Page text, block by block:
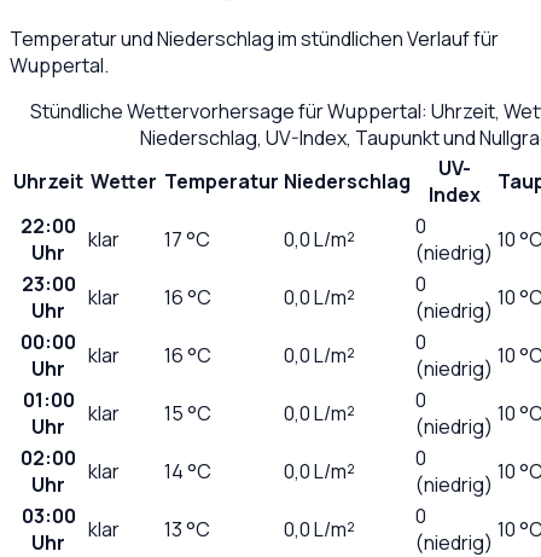
Temperatur und Niederschlag im stündlichen Verlauf für
Wuppertal.
Stündliche Wettervorhersage fürWuppertal: Uhrzeit,
Niederschlag, UV-Index, Taupunkt und
Uhrzeit Wetter Temperatur Niederschlag
UV-
Index
22:00
Uhr
klar 17°C 0,0L/m²
0
(niedrig) 10
23:00
Uhr
klar 16°C 0,0L/m²
0
(niedrig) 10
00:00
Uhr
klar 16°C 0,0L/m²
0
(niedrig) 10
01:00
Uhr
klar 15°C 0,0L/m²
0
(niedrig) 10
02:00
Uhr
klar 14°C 0,0L/m²
0
(niedrig) 10
03:00
Uhr
klar 13°C 0,0L/m²
0
(niedrig) 10